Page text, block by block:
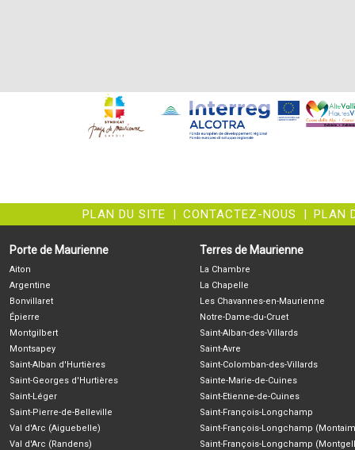
PLAN DU SITE | CONTACTEZ-NOUS | PLAN
Porte de Maurienne
Aiton
Argentine
Bonvillaret
Épierre
Montgilbert
Montsapey
Saint-Alban d'Hurtières
Saint-Georges d'Hurtières
Saint-Léger
Saint-Pierre-de-Belleville
Val d'Arc (Aiguebelle)
Val d'Arc (Randens)
Terres de Maurienne
La Chambre
La Chapelle
Les Chavannes-en-Maurienne
Notre-Dame-du-Cruet
Saint-Alban-des-Villards
Saint-Avre
Saint-Colomban-des-Villards
Sainte-Marie-de-Cuines
Saint-Etienne-de-Cuines
Saint-François-Longchamp
Saint-François-Longchamp
Saint-François-Longchamp